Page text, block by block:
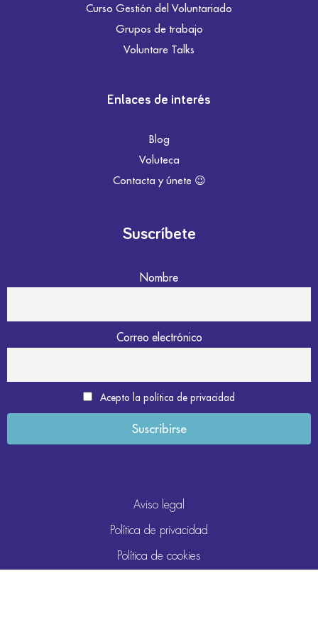
Curso Gestión del Voluntariado
Grupos de trabajo
Voluntare Talks
Enlaces de interés
Blog
Voluteca
Contacta y únete 😉
Suscríbete
Nombre
Correo electrónico
Acepto la política de privacidad
Aviso legal
Política de privacidad
Política de cookies